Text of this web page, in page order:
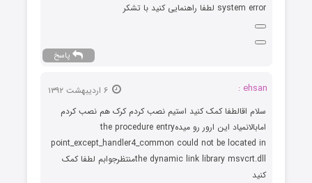
system error لطفا راهنمایی کنید با تشکر
پاسخ
ehsan :
سلام اقالطفا کمک کنید استیم نصب کردم کرک هم نصب کردم
امابالانمیاد این ارور رو میدهthe procedure entry
point_except_handler4_common could not be located in
the dynamic link library msvcrt.dllمنتظرجوابم لطفا کمک
کنید